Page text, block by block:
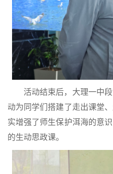
活动结束后，大理一中
动为同学们搭建了走出课堂
实增强了师生保护洱海的意
的生动思政课。